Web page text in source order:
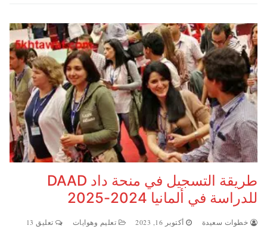
طريقة التسجيل في منحة داد DAAD
للدراسة في ألمانيا 2024-2025
خطوات سعيدة أكتوبر 16, 2023 تعليم وهوايات تعليق 13